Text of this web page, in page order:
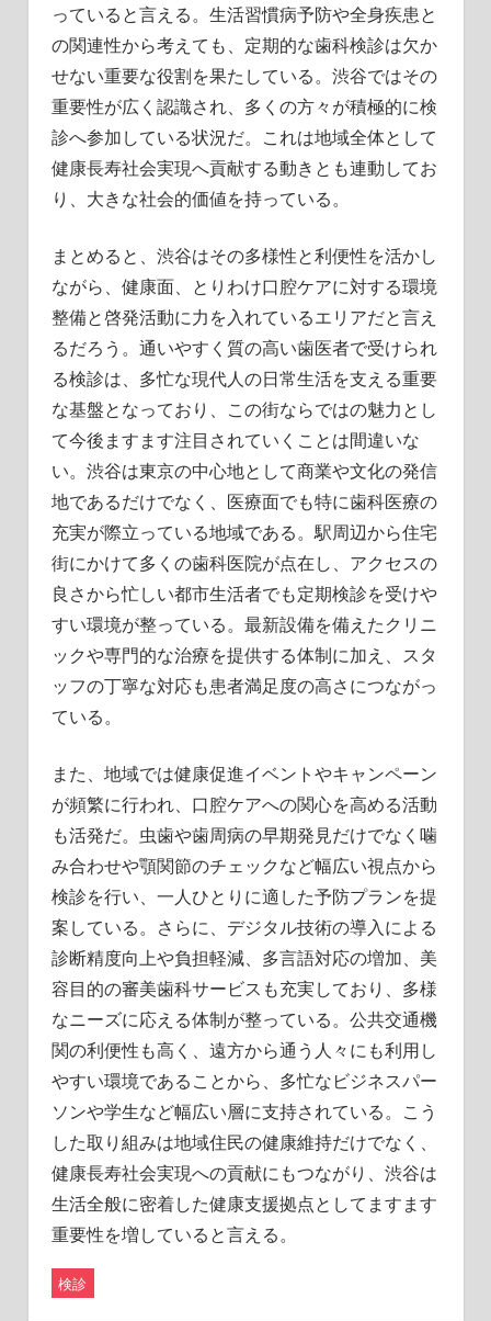
っていると言える。生活習慣病予防や全身疾患と
の関連性から考えても、定期的な歯科検診は欠か
せない重要な役割を果たしている。渋谷ではその
重要性が広く認識され、多くの方々が積極的に検
診へ参加している状況だ。これは地域全体として
健康長寿社会実現へ貢献する動きとも連動してお
り、大きな社会的価値を持っている。
まとめると、渋谷はその多様性と利便性を活かし
ながら、健康面、とりわけ口腔ケアに対する環境
整備と啓発活動に力を入れているエリアだと言え
るだろう。通いやすく質の高い歯医者で受けられ
る検診は、多忙な現代人の日常生活を支える重要
な基盤となっており、この街ならではの魅力とし
て今後ますます注目されていくことは間違いな
い。渋谷は東京の中心地として商業や文化の発信
地であるだけでなく、医療面でも特に歯科医療の
充実が際立っている地域である。駅周辺から住宅
街にかけて多くの歯科医院が点在し、アクセスの
良さから忙しい都市生活者でも定期検診を受けや
すい環境が整っている。最新設備を備えたクリニ
ックや専門的な治療を提供する体制に加え、スタ
ッフの丁寧な対応も患者満足度の高さにつながっ
ている。
また、地域では健康促進イベントやキャンペーン
が頻繁に行われ、口腔ケアへの関心を高める活動
も活発だ。虫歯や歯周病の早期発見だけでなく噛
み合わせや顎関節のチェックなど幅広い視点から
検診を行い、一人ひとりに適した予防プランを提
案している。さらに、デジタル技術の導入による
診断精度向上や負担軽減、多言語対応の増加、美
容目的の審美歯科サービスも充実しており、多様
なニーズに応える体制が整っている。公共交通機
関の利便性も高く、遠方から通う人々にも利用し
やすい環境であることから、多忙なビジネスパー
ソンや学生など幅広い層に支持されている。こう
した取り組みは地域住民の健康維持だけでなく、
健康長寿社会実現への貢献にもつながり、渋谷は
生活全般に密着した健康支援拠点としてますます
重要性を増していると言える。
検診